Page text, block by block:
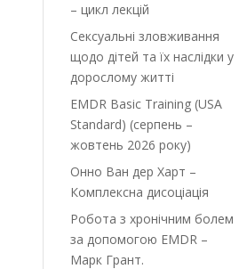
– цикл лекцій
Сексуальні зловживання
щодо дітей та їх наслідки у
дорослому житті
EMDR Basic Training (USA
Standard) (серпень –
жовтень 2026 року)
Онно Ван дер Харт –
Комплексна дисоціація
Робота з хронічним болем
за допомогою EMDR –
Марк Грант.